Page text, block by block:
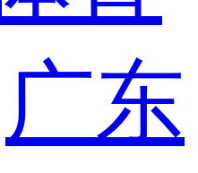
广东